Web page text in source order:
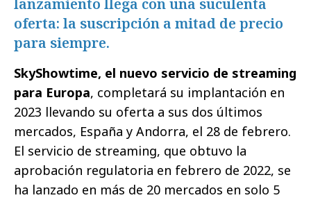
lanzamiento llega con una suculenta
oferta: la suscripción a mitad de precio
para siempre.
SkyShowtime, el nuevo servicio de streaming
para Europa, completará su implantación en
2023 llevando su oferta a sus dos últimos
mercados, España y Andorra, el 28 de febrero.
El servicio de streaming, que obtuvo la
aprobación regulatoria en febrero de 2022, se
ha lanzado en más de 20 mercados en solo 5